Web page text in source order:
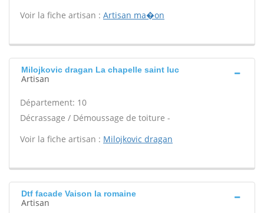
Voir la fiche artisan : Artisan ma�on
Milojkovic dragan La chapelle saint luc
Artisan
Département: 10
Décrassage / Démoussage de toiture -
Voir la fiche artisan : Milojkovic dragan
Dtf facade Vaison la romaine
Artisan